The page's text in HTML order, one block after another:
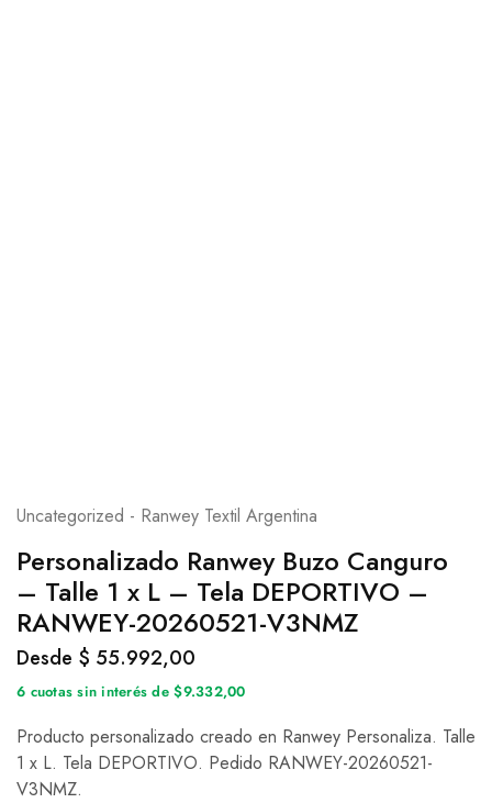
Uncategorized - Ranwey Textil Argentina
Personalizado Ranwey Buzo Canguro
– Talle 1 x L – Tela DEPORTIVO –
RANWEY-20260521-V3NMZ
Desde $ 55.992,00
6 cuotas sin interés de $9.332,00
Producto personalizado creado en Ranwey Personaliza. Talle
1 x L. Tela DEPORTIVO. Pedido RANWEY-20260521-
V3NMZ.